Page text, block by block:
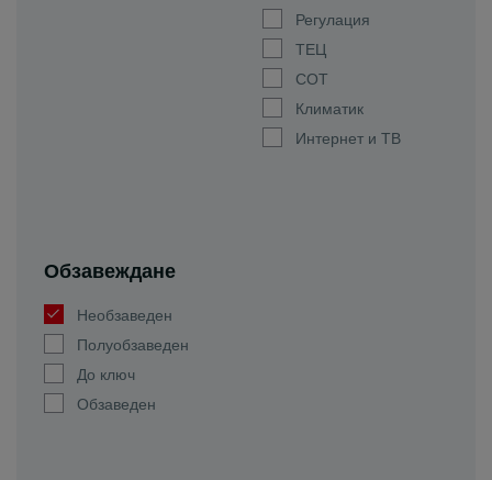
Регулация
ТЕЦ
СОТ
Климатик
Интернет и ТВ
Обзавеждане
Необзаведен
Полуобзаведен
До ключ
Обзаведен